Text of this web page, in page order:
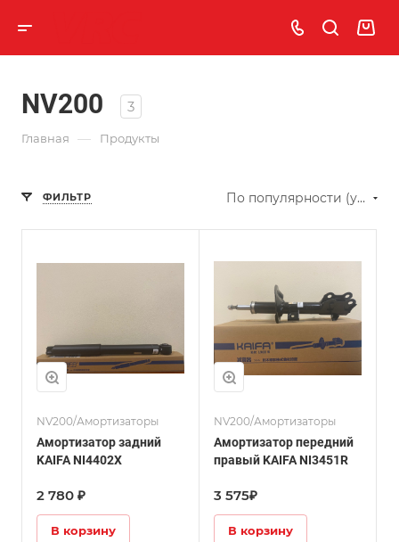
NV200 3
Главная — Продукты
ФИЛЬТР По популярности (убывание)
NV200/Амортизаторы
Амортизатор задний
KAIFA NI4402X
2 780 ₽
В корзину
NV200/Амортизаторы
Амортизатор передний
правый KAIFA NI3451R
3 575₽
В корзину